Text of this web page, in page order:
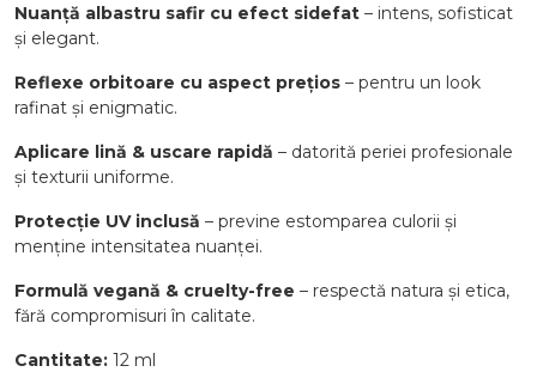
Nuanță albastru safir cu efect sidefat – intens, sofisticat
și elegant.
Reflexe orbitoare cu aspect prețios – pentru un look
rafinat și enigmatic.
Aplicare lină & uscare rapidă – datorită periei profesionale
și texturii uniforme.
Protecție UV inclusă – previne estomparea culorii și
menține intensitatea nuanței.
Formulă vegană & cruelty-free – respectă natura și etica,
fără compromisuri în calitate.
Cantitate: 12 ml